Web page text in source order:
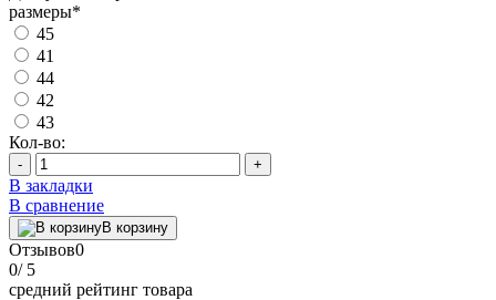
размеры*
45
41
44
42
43
Кол-во:
- +
В закладки
В сравнение
В корзину
Отзывов0
0/ 5
средний рейтинг товара